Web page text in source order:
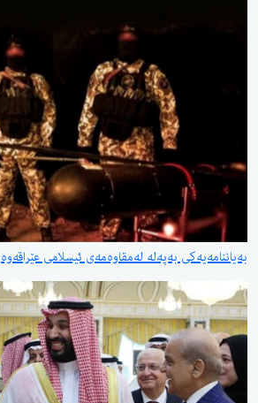
بەیاننامەیەكی بەپەلە لەمقاوەمەی ئیسلامی عێراقەوە